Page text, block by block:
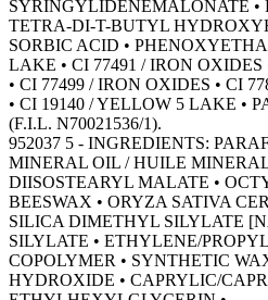
SYRINGYLIDENEMALONATE •
TETRA-DI-T-BUTYL
SORBIC ACID •
LAKE • CI 77491 / IRON OXIDES
• CI 77499 / IRON OXIDES • CI
• CI 19140 / YELLOW 5 LAKE •
(F.I.L. N70021536/1).
952037 5 - INGREDIENTS:
MINERAL OIL / HUILE
DIISOSTEARYL MALATE •
BEESWAX • ORYZA SATIVA
SILICA DIMETHYL SILYLATE
SILYLATE • ETHYLENE/
COPOLYMER • SYNTHETIC
HYDROXIDE • CAPRYLIC/